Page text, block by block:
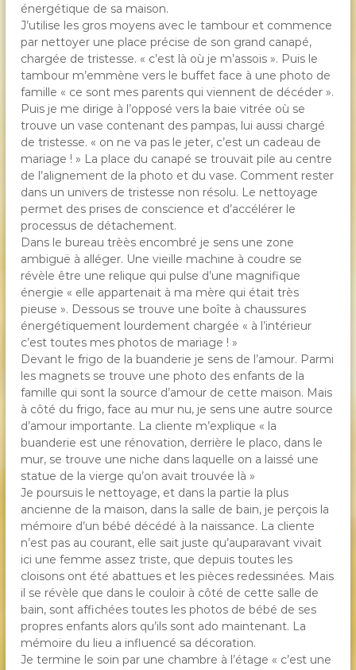
énergétique de sa maison.
J’utilise les gros moyens avec le tambour et commence
par nettoyer une place précise de son grand canapé,
chargée de tristesse. « c’est là où je m’assois ». Puis le
tambour m’emmène vers le buffet face à une photo de
famille « ce sont mes parents qui viennent de décéder ».
Puis je me dirige à l’opposé vers la baie vitrée où se
trouve un vase contenant des pampas, lui aussi chargé
de tristesse. « on ne va pas le jeter, c’est un cadeau de
mariage ! » La place du canapé se trouvait pile au centre
de l’alignement de la photo et du vase. Comment rester
dans un univers de tristesse non résolu. Le nettoyage
permet des prises de conscience et d’accélérer le
processus de détachement.
Dans le bureau trèès encombré je sens une zone
ambiguë à alléger. Une vieille machine à coudre se
révèle être une relique qui pulse d’une magnifique
énergie « elle appartenait à ma mère qui était très
pieuse ». Dessous se trouve une boîte à chaussures
énergétiquement lourdement chargée « à l’intérieur
c’est toutes mes photos de mariage ! »
Devant le frigo de la buanderie je sens de l’amour. Parmi
les magnets se trouve une photo des enfants de la
famille qui sont la source d’amour de cette maison. Mais
à côté du frigo, face au mur nu, je sens une autre source
d’amour importante. La cliente m’explique « la
buanderie est une rénovation, derrière le placo, dans le
mur, se trouve une niche dans laquelle on a laissé une
statue de la vierge qu’on avait trouvée là »
Je poursuis le nettoyage, et dans la partie la plus
ancienne de la maison, dans la salle de bain, je perçois la
mémoire d’un bébé décédé à la naissance. La cliente
n’est pas au courant, elle sait juste qu’auparavant vivait
ici une femme assez triste, que depuis toutes les
cloisons ont été abattues et les pièces redessinées. Mais
il se révèle que dans le couloir à côté de cette salle de
bain, sont affichées toutes les photos de bébé de ses
propres enfants alors qu’ils sont ado maintenant. La
mémoire du lieu a influencé sa décoration.
Je termine le soin par une chambre à l’étage « c’est une